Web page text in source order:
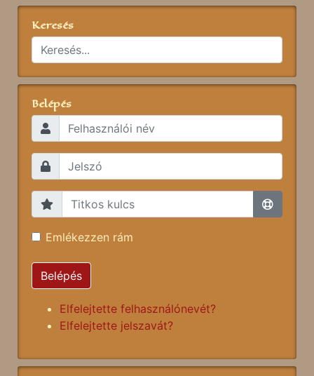
Keresés
Belépés
Emlékezzen rám
Belépés
Elfelejtette felhasználónevét?
Elfelejtette jelszavát?